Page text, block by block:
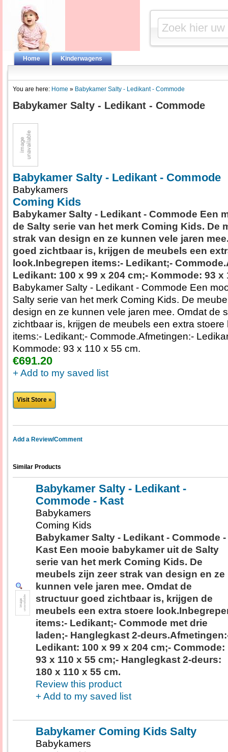
Home Kinderwagens
You are here: Home » Babykamer Salty - Ledikant - Commode
Babykamer Salty - Ledikant - Commode
Babykamer Salty - Ledikant - Commode
Babykamers
Coming Kids
Babykamer Salty - Ledikant - Commode Een
de Salty serie van het merk Coming Kids. De
strak van design en ze kunnen vele jaren
goed zichtbaar is, krijgen de meubels een
look.Inbegrepen items:- Ledikant;-
Ledikant: 100 x 99 x 204 cm;- Kommode: 93 x
Babykamer Salty - Ledikant - Commode Een
Salty serie van het merk Coming Kids. De
design en ze kunnen vele jaren mee. Omdat de
zichtbaar is, krijgen de meubels een extra
items:- Ledikant;- Commode.Afmetingen:-
Kommode: 93 x 110 x 55 cm.
€691.20
+ Add to my saved list
Visit Store »
Add a Review/Comment
Similar Products
Babykamer Salty - Ledikant -
Commode - Kast
Babykamers
Coming Kids
Babykamer Salty - Ledikant - Commode -
Kast Een mooie babykamer uit de Salty
serie van het merk Coming Kids. De
meubels zijn zeer strak van design en ze
kunnen vele jaren mee. Omdat de
structuur goed zichtbaar is, krijgen de
meubels een extra stoere
items:- Ledikant;- Commode met drie
laden;- Hanglegkast 2-
Ledikant: 100 x 99 x 204 cm;- Commode:
93 x 110 x 55 cm;- Hanglegkast 2-deurs:
180 x 110 x 55 cm.
Review this product
+ Add to my saved list
Babykamer Coming Kids Salty
Babykamers